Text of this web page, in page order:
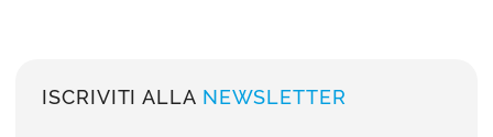
ISCRIVITI ALLA NEWSLETTER